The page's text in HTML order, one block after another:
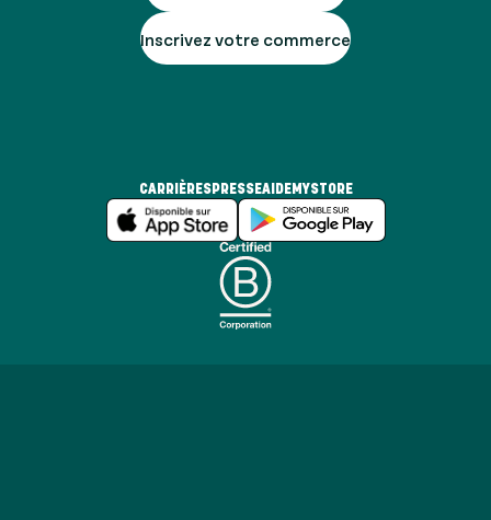
Inscrivez votre commerce
CARRIÈRESPRESSEAIDEMYSTORE